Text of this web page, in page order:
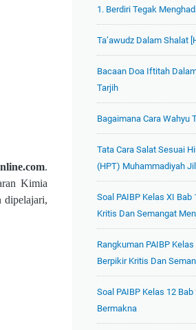
.
Kimia
dipelajari,
1. Berdiri Tegak
Ta’awudz Dalam Shalat
Bacaan Doa Iftitah
Tarjih
Bagaimana Cara Wahyu
Tata Cara Salat Sesuai
(HPT) Muhammadiyah
Soal PAIBP Kelas XI
Kritis Dan Semangat
Rangkuman PAIBP
Berpikir Kritis Dan
Soal PAIBP Kelas 12
Bermakna